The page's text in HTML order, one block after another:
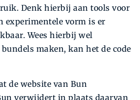
Denk hierbij aan tools voor
experimentele vorm is er
Wees hierbij wel
maken, kan het de code
de website van Bun
verwijdert in plaats daarvan